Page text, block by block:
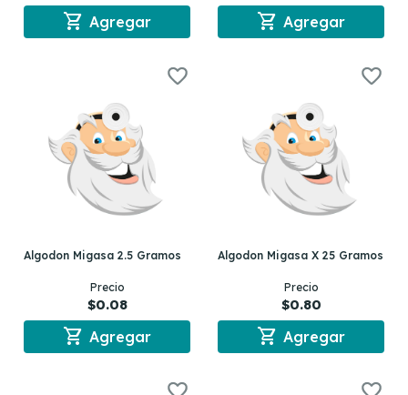
shopping_cart Agregar shopping_cart Agregar
Algodon Migasa 2.5 Gramos
Precio
$0.08
shopping_cart Agregar
Algodon Migasa X 25 Gramos
Precio
$0.80
shopping_cart Agregar